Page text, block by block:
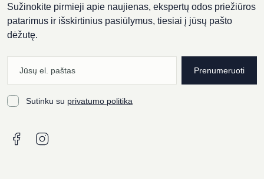
Sužinokite pirmieji apie naujienas, ekspertų odos priežiūros
patarimus ir išskirtinius pasiūlymus, tiesiai į jūsų pašto
dėžutę.
Prenumeruoti
Sutinku su privatumo politika